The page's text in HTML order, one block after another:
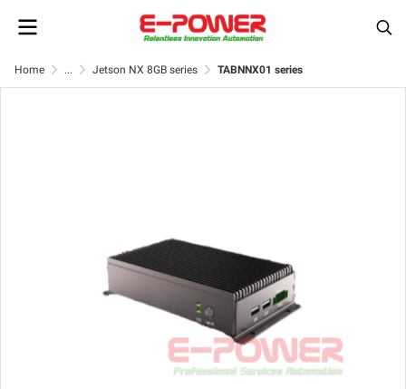
Home ... Jetson NX 8GB series TABNNX01 series